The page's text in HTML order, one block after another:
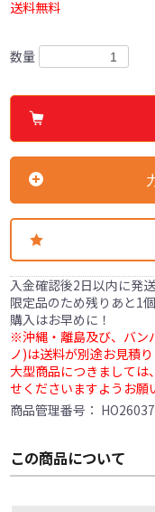
送料無料
数量
入金確認後2日以内に発
限定品のため残りあと1
購入はお早めに！
※沖縄・離島及び、バン
ノ)は送料が別途お見積り
大型商品につきましては
せくださいますようお願
商品管理番号：
この商品について